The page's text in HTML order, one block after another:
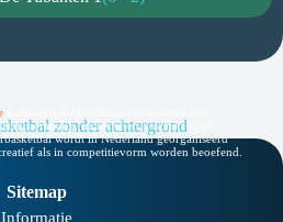
laagdrempelig, inclusief en geschikt voor
wordt in Nederland georganiseerd
als in competitievorm worden beoefend.
Sitemap
Informatie